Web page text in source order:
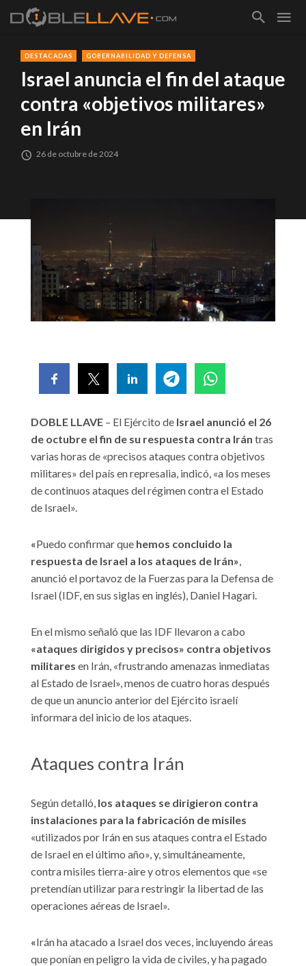
DESTACADAS GOBERNABILIDAD Y DEFENSA
Israel anuncia el fin del ataque
contra «objetivos militares»
en Irán
26 de octubre de 2024
DOBLE LLAVE – El Ejército de Israel anunció el 26
de octubre el fin de su respuesta contra Irán tras
varias horas de «precisos ataques contra objetivos
militares» del país en represalia, indicó, «a los meses
de continuos ataques del régimen contra el Estado
de Israel».
«Puedo confirmar que hemos concluido la
respuesta de Israel a los ataques de Irán»,
anunció el portavoz de la Fuerzas para la Defensa de
Israel (IDF, en sus siglas en inglés), Daniel Hagari.
En el mismo señaló que las IDF llevaron a cabo
«ataques dirigidos y precisos» contra objetivos
militares en Irán, «frustrando amenazas inmediatas
al Estado de Israel», menos de cuatro horas después
de que un anuncio anterior del Ejército israelí
informara del inicio de los ataques.
Ataques contra Irán
Según detalló, los ataques se dirigieron contra
instalaciones para la fabricación de misiles
«utilizados por Irán en sus ataques contra el Estado
de Israel en el último año», y, simultáneamente,
contra misiles tierra-aire y otros elementos que «se
pretendían utilizar para restringir la libertad de las
operaciones aéreas de Israel».
«Irán ha atacado a Israel dos veces, incluyendo áreas
que ponían en peligro la vida de civiles, y ha pagado